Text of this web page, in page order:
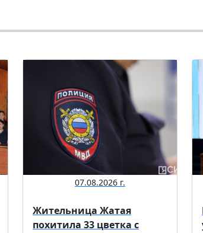
07.08.2026 г.
Жительница Жатая
похитила 33 цветка с